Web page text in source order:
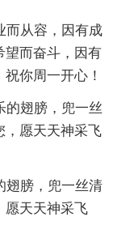
而从容，因有成
望而奋斗，因有
你周一开心！
的翅膀，兜一丝
，愿天天神采飞
翅膀，兜一丝清
愿天天神采飞